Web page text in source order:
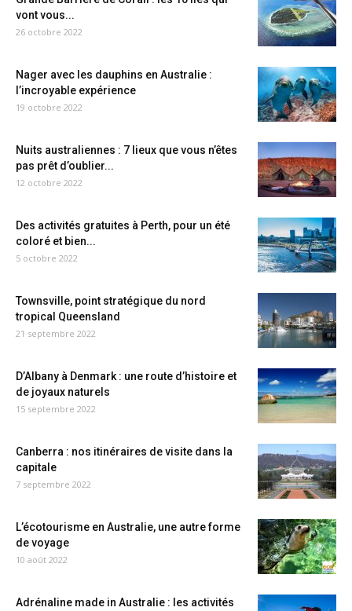
vont vous...
26 octobre 2022
Nager avec les dauphins en Australie :
l’incroyable expérience
19 octobre 2022
Nuits australiennes : 7 lieux que vous n’êtes
pas prêt d’oublier...
12 octobre 2022
Des activités gratuites à Perth, pour un été
coloré et bien...
5 octobre 2022
Townsville, point stratégique du nord
tropical Queensland
21 septembre 2022
D’Albany à Denmark : une route d’histoire et
de joyaux naturels
15 septembre 2022
Canberra : nos itinéraires de visite dans la
capitale
7 septembre 2022
L’écotourisme en Australie, une autre forme
de voyage
10 août 2022
Adrénaline made in Australie : les activités